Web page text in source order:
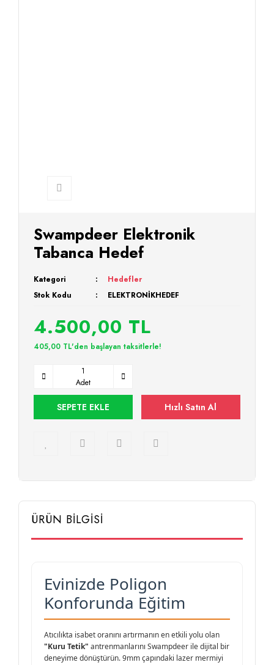
Swampdeer Elektronik
Tabanca Hedef
Kategori
Hedefler
Stok Kodu
ELEKTRONİKHEDEF
4.500,00 TL
405,00 TL'den başlayan taksitlerle!
Adet
SEPETE EKLE Hızlı Satın Al
ÜRÜN BİLGİSİ
Evinizde Poligon
Konforunda Eğitim
Atıcılıkta isabet oranını artırmanın en etkili yolu olan
"Kuru Tetik" antrenmanlarını Swampdeer ile dijital bir
deneyime dönüştürün. 9mm çapındaki lazer mermiyi